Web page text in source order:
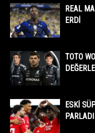
REAL
ERDİ
TOTO
ESKİ
PARLADI